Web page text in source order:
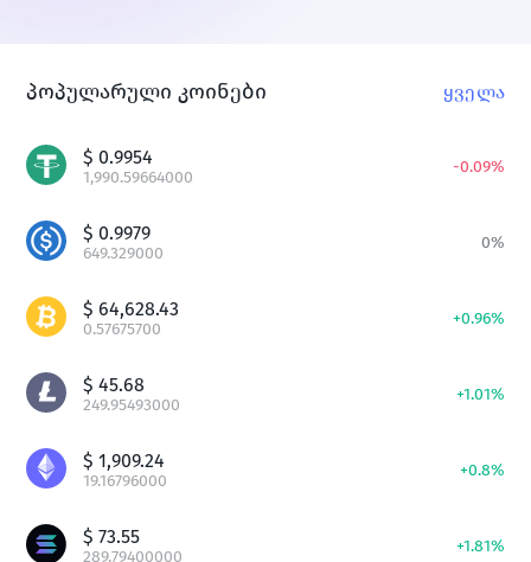
პოპულარული კოინები ყველა
$ 0.9954
1,990.59664000
-0.09%
$ 0.9979
649.329000
0%
$ 64,628.43
0.57675700
+0.96%
$ 45.68
249.95493000
+1.01%
$ 1,909.24
19.16796000
+0.8%
$ 73.55
289.79400000
+1.81%